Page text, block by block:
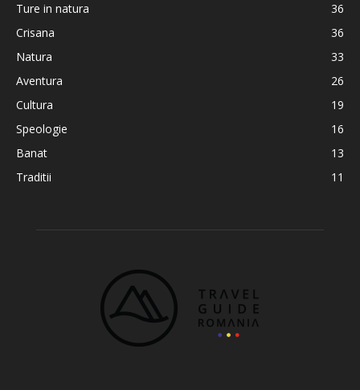
Ture in natura
36
Crisana
36
Natura
33
Aventura
26
Cultura
19
Speologie
16
Banat
13
Traditii
11